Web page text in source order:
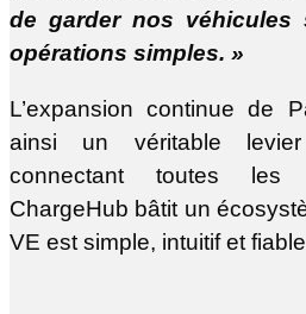
de garder nos
opérations simples. »
L’expansion continue de
ainsi un véritable
connectant toutes les
ChargeHub bâtit un
VE est simple, intuitif et